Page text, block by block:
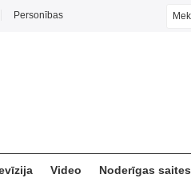
Personības
Video Noderīgas saites